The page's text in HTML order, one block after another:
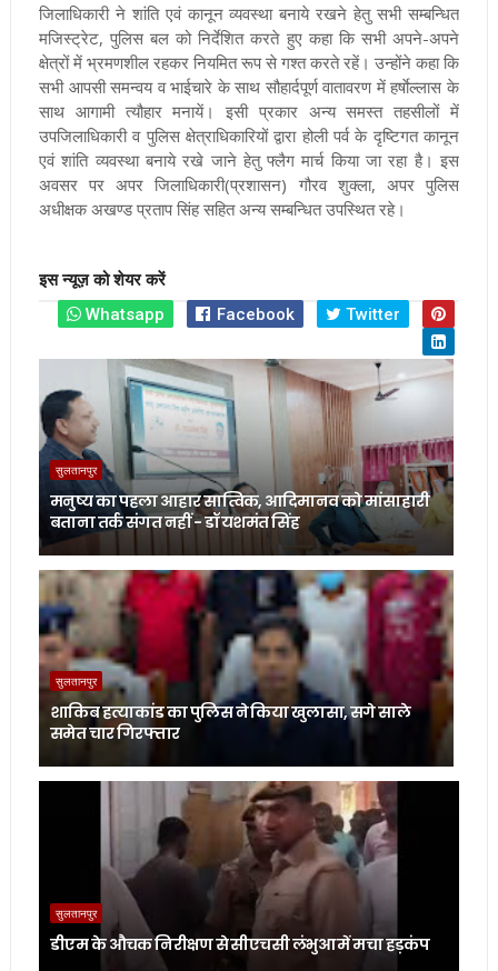
जिलाधिकारी ने शांति एवं कानून व्यवस्था बनाये रखने हेतु सभी सम्बन्धित
मजिस्ट्रेट, पुलिस बल को निर्देशित करते हुए कहा कि सभी अपने-अपने
क्षेत्रों में भ्रमणशील रहकर नियमित रूप से गश्त करते रहें। उन्होंने कहा कि
सभी आपसी समन्वय व भाईचारे के साथ सौहार्दपूर्ण वातावरण में हर्षाेल्लास के
साथ आगामी त्यौहार मनायें। इसी प्रकार अन्य समस्त तहसीलों में
उपजिलाधिकारी व पुलिस क्षेत्राधिकारियों द्वारा होली पर्व के दृष्टिगत कानून
एवं शांति व्यवस्था बनाये रखे जाने हेतु फ्लैग मार्च किया जा रहा है। इस
अवसर पर अपर जिलाधिकारी(प्रशासन) गौरव शुक्ला, अपर पुलिस
अधीक्षक अखण्ड प्रताप सिंह सहित अन्य सम्बन्धित उपस्थित रहे।
इस न्यूज़ को शेयर करें
Whatsapp
Facebook Twitter
सुलतानपुर
मनुष्य का पहला आहार सात्विक, आदिमानव को मांसाहारी
बताना तर्क संगत नहीं - डॉ यशमंत सिंह
सुलतानपुर
शाकिब हत्याकांड का पुलिस ने किया खुलासा, सगे साले
समेत चार गिरफ्तार
सुलतानपुर
डीएम के औचक निरीक्षण से सीएचसी लंभुआ में मचा हड़कंप